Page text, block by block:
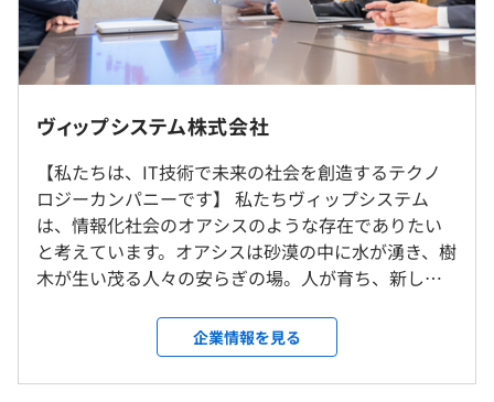
・各種研修制度
・資格取得支援制度（2回分の受験費用会社負担、合格後
毎月手当支給予定）
開発用PCを会社から貸与いたします
プロジェクトごとに選択、オブジェクト指向、ウォーター
フォール、アジャイル、スクラム、ペアプロ、コーディン
グ規約あり
本社（東京都千代田区）もしくはお客様先での勤務となり
ます。常駐先は各顧客先（東京、神奈川、千葉を予定）で
す。
就業場所の変更範囲
＜雇入時＞
本社
＜変更範囲＞
会社の定める場所
オフィス内は全面禁煙、ビル内に2カ所喫煙場所あり
（※想定年収 は年収提示額を保証するものではありません）
9：00～18：00
休憩時間：12:00〜13:00（60分）
平均残業時間：平均20時間／月
完全週休2日制（土日）、祝日
夏季休暇（7月～9月中に3日取得）、年末年始休暇
慶弔休暇、産前・産後休暇、育児休暇、介護休暇等
研修の有無及び内容
＜入社時研修＞
入社日から2日間は、オリエンテーションを兼ね「社内研
その後、新卒や未経験の方には、希望職種に応じたエンジ
ニア向け技術研修を受講していただきます。
※新卒社員については、3ヶ月間の技術研修（開発＋イン
フラ）、aws資格取得に向けた学習を予定しています。
＜研修例（新卒向け研修）＞
【プログラミング基礎＋インフラ基礎】
ーJava言語を使いプログラミング基礎
IT基礎（ビジネスマナー、ロジカルシンキング、Officeソ
ヴィップシステム株式会社
【私たちは、IT技術で未来の社会を創造するテクノ
ロジーカンパニーです】 私たちヴィップシステム
は、情報化社会のオアシスのような存在でありたい
と考えています。オアシスは砂漠の中に水が湧き、樹
木が生い茂る人々の安らぎの場。人が育ち、新しい
に安らぎと感動を与え続ける会社を目指してまいり
IT企業です。 設立当初より、システム開発からイン
企業情報を見る